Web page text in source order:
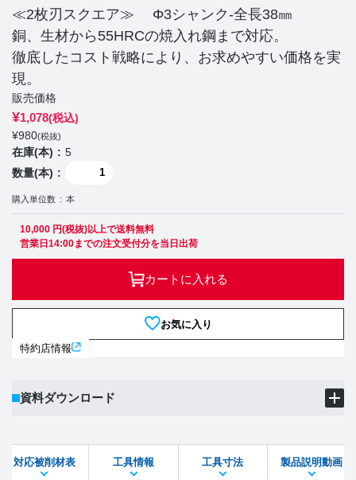
≪2枚刃スクエア≫ Φ3シャンク-全長38㎜
銅、生材から55HRCの焼入れ鋼まで対応。
徹底したコスト戦略により、お求めやすい価格を実
現。
販売価格
¥1,078(税込)
¥980(税抜)
在庫(本)
5
数量(本)
購入単位数 本
10,000 円(税抜)以上で送料無料
営業日14:00までの注文受付分を当日出荷
カートに入れる
お気に入り
特約店情報
資料ダウンロード
STEPファイル DXFファイル
対応被削材表 工具情報 工具寸法 製品説明動画